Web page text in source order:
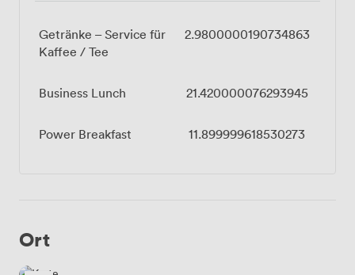
Getränke – Service für
Kaffee / Tee
2.9800000190734863
Business Lunch 21.420000076293945
Power Breakfast 11.899999618530273
Ort